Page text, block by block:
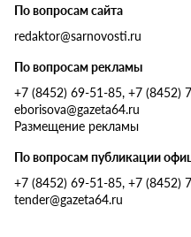
По вопросам сайта
redaktor@sarnovosti.ru
По вопросам рекламы
+7 (8452) 69-51-85, +7 (8452)
eborisova@gazeta64.ru
Размещение рекламы
По вопросам публикации
+7 (8452) 69-51-85, +7 (8452)
tender@gazeta64.ru